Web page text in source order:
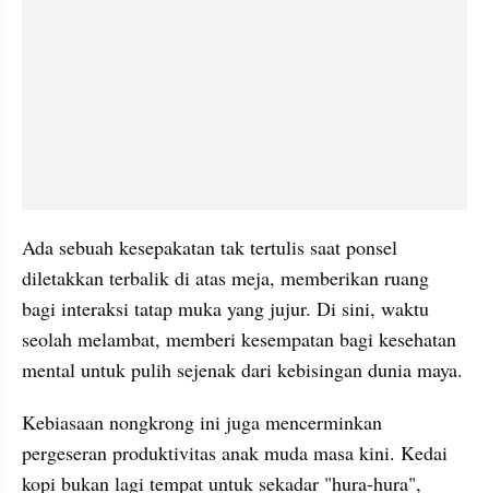
Ada sebuah kesepakatan tak tertulis saat ponsel
diletakkan terbalik di atas meja, memberikan ruang
bagi interaksi tatap muka yang jujur. Di sini, waktu
seolah melambat, memberi kesempatan bagi kesehatan
mental untuk pulih sejenak dari kebisingan dunia maya.
​Kebiasaan nongkrong ini juga mencerminkan
pergeseran produktivitas anak muda masa kini. Kedai
kopi bukan lagi tempat untuk sekadar "hura-hura",